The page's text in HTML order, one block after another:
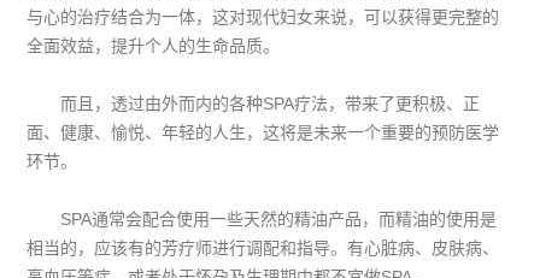
与心的治疗结合为一体，这对现代妇女来说，可以获得更完整的
全面效益，提升个人的生命品质。
而且，透过由外而内的各种SPA疗法，带来了更积极、正
面、健康、愉悦、年轻的人生，这将是未来一个重要的预防医学
环节。
SPA通常会配合使用一些天然的精油产品，而精油的使用是
相当的，应该有的芳疗师进行调配和指导。有心脏病、皮肤病、